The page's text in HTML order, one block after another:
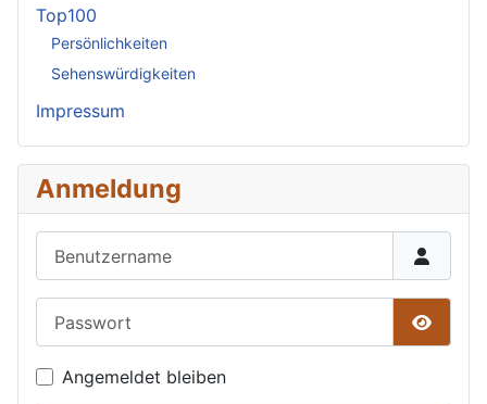
Top100
Persönlichkeiten
Sehenswürdigkeiten
Impressum
Anmeldung
Angemeldet bleiben